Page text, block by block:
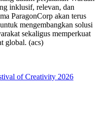
inklusif, relevan, dan
ParagonCorp akan terus
mengembangkan solusi
sekaligus memperkuat
global. (acs)
of Creativity 2026